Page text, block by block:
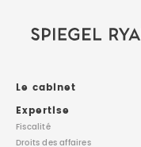
Le cabinet
Expertise
Fiscalité
Droits des affaires